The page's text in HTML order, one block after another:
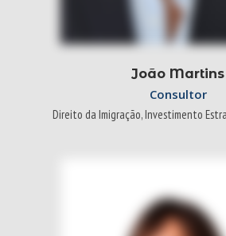
João Martins
Consultor
Direito da Imigração, Investimento